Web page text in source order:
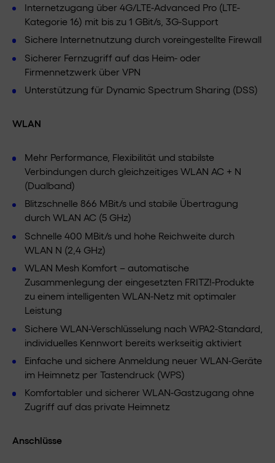
Internetzugang über 4G/LTE-Advanced Pro (LTE-
Kategorie 16) mit bis zu 1 GBit/s, 3G-Support
Sichere Internetnutzung durch voreingestellte Firewall
Sicherer Fernzugriff auf das Heim- oder
Firmennetzwerk über VPN
Unterstützung für Dynamic Spectrum Sharing (DSS)
WLAN
Mehr Performance, Flexibilität und stabilste
Verbindungen durch gleichzeitiges WLAN AC + N
(Dualband)
Blitzschnelle 866 MBit/s und stabile Übertragung
durch WLAN AC (5 GHz)
Schnelle 400 MBit/s und hohe Reichweite durch
WLAN N (2,4 GHz)
WLAN Mesh Komfort – automatische
Zusammenlegung der eingesetzten FRITZ!-Produkte
zu einem intelligenten WLAN-Netz mit optimaler
Leistung
Sichere WLAN-Verschlüsselung nach WPA2-Standard,
individuelles Kennwort bereits werkseitig aktiviert
Einfache und sichere Anmeldung neuer WLAN-Geräte
im Heimnetz per Tastendruck (WPS)
Komfortabler und sicherer WLAN-Gastzugang ohne
Zugriff auf das private Heimnetz
Anschlüsse